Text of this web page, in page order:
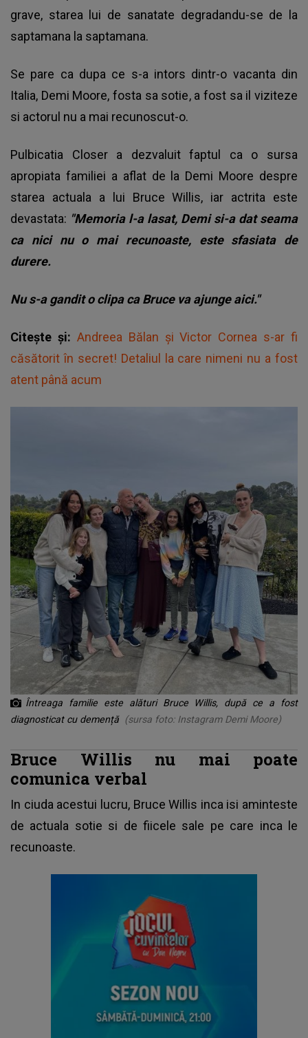
grave, starea lui de sanatate degradandu-se de la
saptamana la saptamana.
Se pare ca dupa ce s-a intors dintr-o vacanta din
Italia, Demi Moore, fosta sa sotie, a fost sa il viziteze
si actorul nu a mai recunoscut-o.
Pulbicatia Closer a dezvaluit faptul ca o sursa
apropiata familiei a aflat de la Demi Moore despre
starea actuala a lui Bruce Willis, iar actrita este
devastata: "Memoria l-a lasat, Demi si-a dat seama
ca nici nu o mai recunoaste, este sfasiata de
durere.
Nu s-a gandit o clipa ca Bruce va ajunge aici."
Citește și: Andreea Bălan și Victor Cornea s-ar fi
căsătorit în secret! Detaliul la care nimeni nu a fost
atent până acum
Întreaga familie este alături Bruce Willis, după ce a fost
diagnosticat cu demență (sursa foto: Instagram Demi Moore)
Bruce Willis nu mai poate
comunica verbal
In ciuda acestui lucru, Bruce Willis inca isi aminteste
de actuala sotie si de fiicele sale pe care inca le
recunoaste.